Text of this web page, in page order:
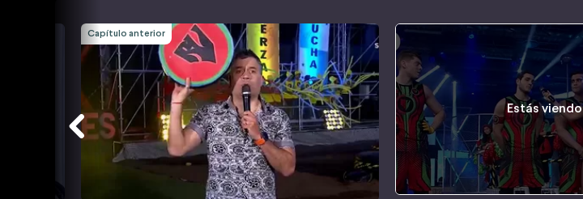
Capítulo anterior
Estás viendo